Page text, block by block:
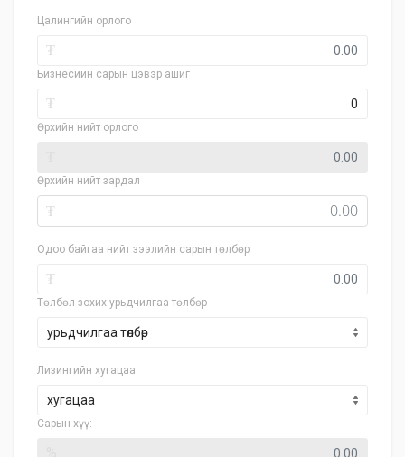
Цалингийн орлого
₮
Бизнесийн сарын цэвэр ашиг
₮
Өрхийн нийт орлого
Өрхийн нийт зардал
₮
Одоо байгаа нийт зээлийн сарын төлбөр
₮
Төлбөл зохих урьдчилгаа төлбөр
Лизингийн хугацаа
хугацаа
Сарын хүү: